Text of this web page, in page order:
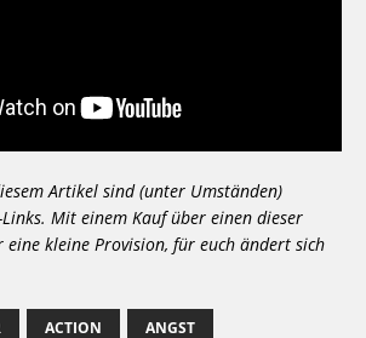
Artikel sind (unter Umständen)
Mit einem Kauf über einen dieser
eine kleine Provision, für euch ändert sich
ACTION ANGST